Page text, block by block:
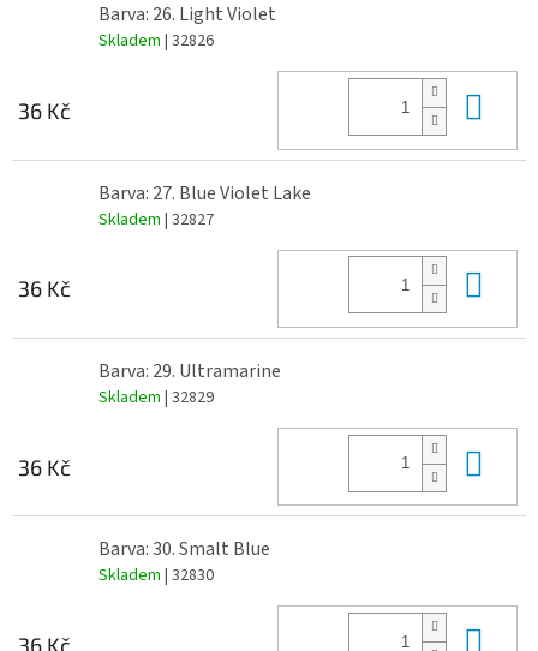
Barva: 26. Light Violet
Skladem | 32826
36 Kč
Barva: 27. Blue Violet Lake
Skladem | 32827
36 Kč
Barva: 29. Ultramarine
Skladem | 32829
36 Kč
Barva: 30. Smalt Blue
Skladem | 32830
36 Kč